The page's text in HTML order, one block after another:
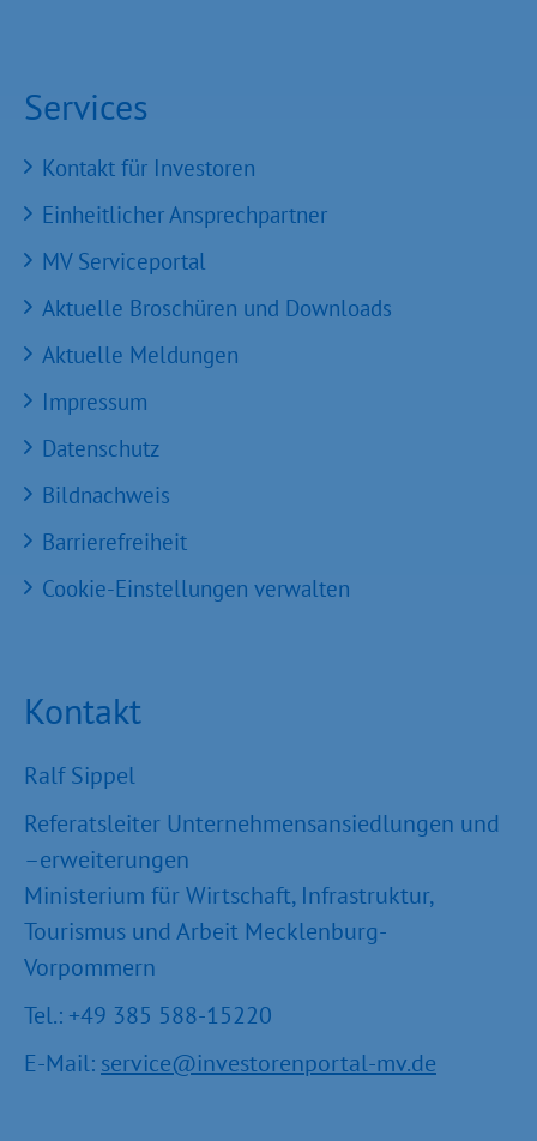
Services
Kontakt für Investoren
Einheitlicher Ansprechpartner
MV Serviceportal
Aktuelle Broschüren und Downloads
Aktuelle Meldungen
Impressum
Datenschutz
Bildnachweis
Barrierefreiheit
Cookie-Einstellungen verwalten
Kontakt
Ralf Sippel
Referatsleiter Unternehmensansiedlungen und
–erweiterungen
Ministerium für Wirtschaft, Infrastruktur,
Tourismus und Arbeit Mecklenburg-
Vorpommern
Tel.: +49 385 588-15220
E-Mail: service@investorenportal-mv.de